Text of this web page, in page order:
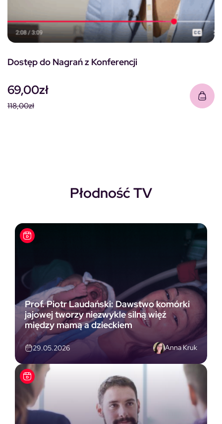
Dostęp do Nagrań z Konferencji
118,00zł
69,00zł
Płodność TV
Prof. Piotr Laudański: Dawstwo komórki
jajowej tworzy niezwykle silną więź
między mamą a dzieckiem
29.05.2026 Anna Kruk